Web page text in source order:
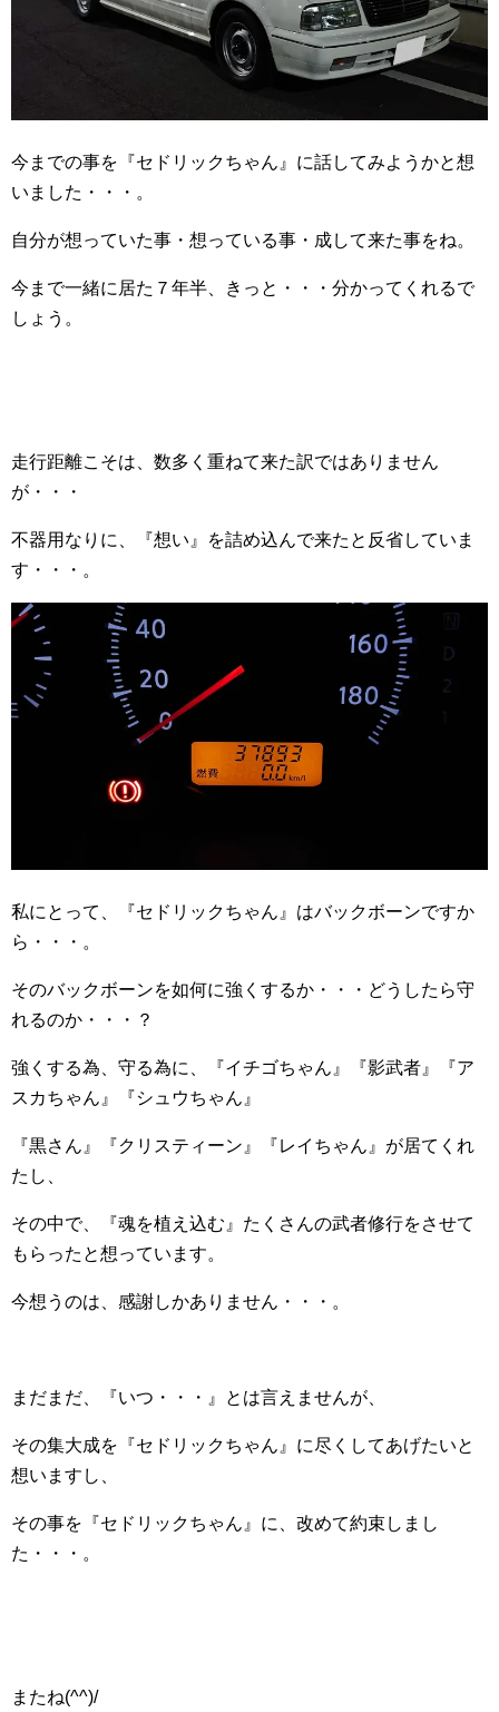
今までの事を『セドリックちゃん』に話してみようかと想
いました・・・。
自分が想っていた事・想っている事・成して来た事をね。
今まで一緒に居た７年半、きっと・・・分かってくれるで
しょう。
走行距離こそは、数多く重ねて来た訳ではありません
が・・・
不器用なりに、『想い』を詰め込んで来たと反省していま
す・・・。
私にとって、『セドリックちゃん』はバックボーンですか
ら・・・。
そのバックボーンを如何に強くするか・・・どうしたら守
れるのか・・・？
強くする為、守る為に、『イチゴちゃん』『影武者』『ア
スカちゃん』『シュウちゃん』
『黒さん』『クリスティーン』『レイちゃん』が居てくれ
たし、
その中で、『魂を植え込む』たくさんの武者修行をさせて
もらったと想っています。
今想うのは、感謝しかありません・・・。
まだまだ、『いつ・・・』とは言えませんが、
その集大成を『セドリックちゃん』に尽くしてあげたいと
想いますし、
その事を『セドリックちゃん』に、改めて約束しまし
た・・・。
またね(^^)/